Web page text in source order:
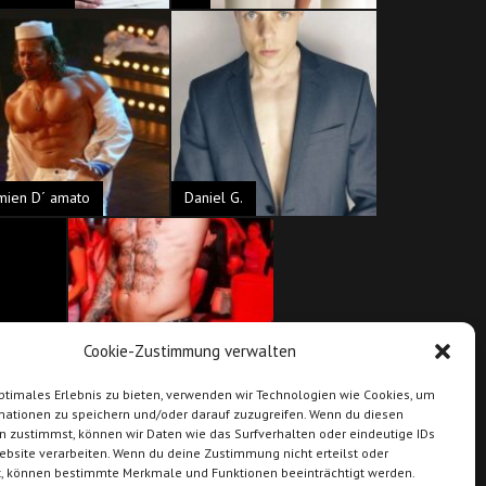
Cookie-Zustimmung verwalten
Erlebnis zu bieten, verwenden wir Technologien wie Cookies, um
zu speichern und/oder darauf zuzugreifen. Wenn du diesen
zustimmst, können wir Daten wie das Surfverhalten oder eindeutige IDs
verarbeiten. Wenn du deine Zustimmung nicht erteilst oder
können bestimmte Merkmale und Funktionen beeinträchtigt werden.
D´ amato Daniel G.
DirtyDawg
Nächste Seite »